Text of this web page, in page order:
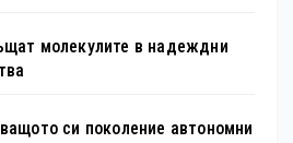
молекулите в надеждни
си поколение автономни